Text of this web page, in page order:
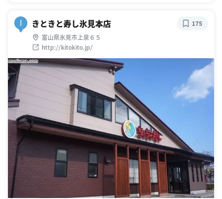
I きときと寿し氷見本店
富山県氷見市上泉６５
http://kitokito.jp/
175